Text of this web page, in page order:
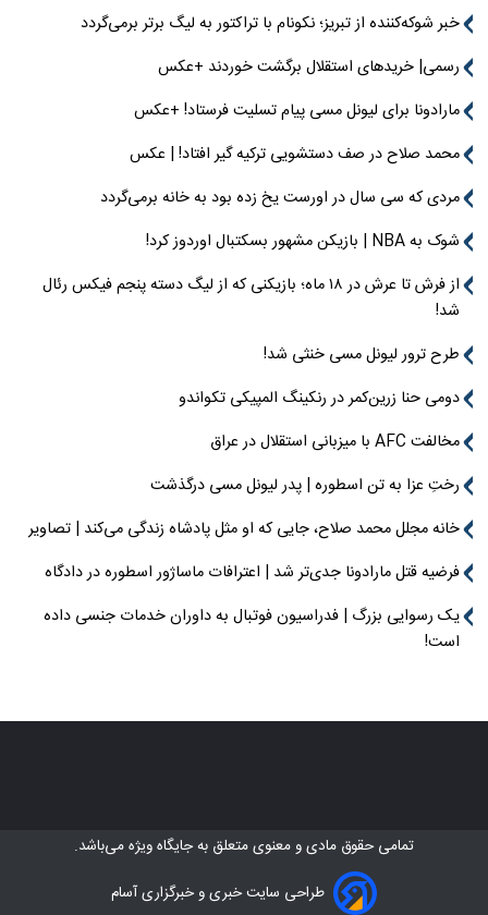
خبر شوکه‌کننده از تبریز؛ نکونام با تراکتور به لیگ برتر برمی‌گردد
رسمی| خریدهای استقلال برگشت خوردند +عکس
مارادونا برای لیونل مسی پیام تسلیت فرستاد! +عکس
محمد صلاح در صف دستشویی ترکیه گیر افتاد! | عکس
مردی که سی سال در اورست یخ زده بود به خانه برمی‌گردد
شوک به NBA | بازیکن مشهور بسکتبال اوردوز کرد!
از فرش تا عرش در ۱۸ ماه؛ بازیکنی که از لیگ دسته پنجم فیکس رئال
شد!
طرح ترور لیونل مسی خنثی شد!
دومی حنا زرین‌کمر در رنکینگ المپیکی تکواندو
مخالفت AFC با میزبانی استقلال در عراق
رختِ عزا به تن اسطوره | پدر لیونل مسی درگذشت
خانه مجلل محمد صلاح، جایی که او مثل پادشاه زندگی می‌کند | تصاویر
فرضیه قتل مارادونا جدی‌تر شد | اعترافات ماساژور اسطوره در دادگاه
یک رسوایی بزرگ | فدراسیون فوتبال به داوران خدمات جنسی داده
است!
تمامی حقوق مادی و معنوی متعلق بهجایگاه ویژهمی‌باشد.
طراحی سایت خبری و خبرگزاری آسام